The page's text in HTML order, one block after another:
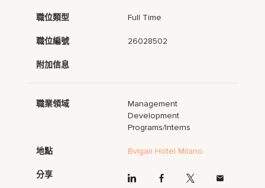
職位類型 Full Time
職位編號 26028502
附加信息
職業領域
Management
Development
Programs/Interns
地點 Bvlgari Hotel Milano
分享